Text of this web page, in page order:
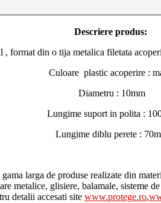
Descriere produs:
format din o tija metalica filetata
Culoare plastic acoperire :
Diametru : 10mm
Lungime suport in polita :
Lungime diblu perete :
larga de produse realizate din
metalice, glisiere, balamale, sisteme
detalii accesati site www.protege.ro,